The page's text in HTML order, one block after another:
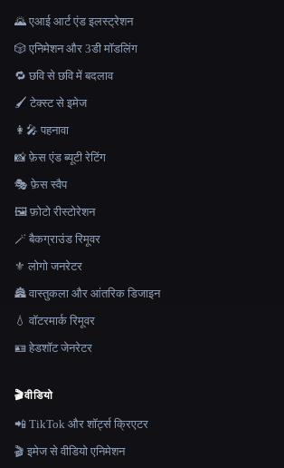
🌄 एआई आर्ट एंड इलस्ट्रेशन
🎲 एनिमेशन और 3डी मॉडलिंग
🔁 छवि से छवि में बदलाव
🖌️ टेक्स्ट से इमेज
👩‍🎤 पहनावा
📸 फ़ेस एंड ब्यूटी रेटिंग
🎭 फ़ेस स्वैप
🖼️ फ़ोटो रीस्टोरेशन
🪄 बैकग्राउंड रिमूवर
⚜️ लोगो जनरेटर
🏯 वास्तुकला और आंतरिक डिजाइन
💧 वॉटरमार्क रिमूवर
🪪 हेडशॉट जेनरेटर
🎬वीडियो
📲 TikTok और शॉर्ट्स क्रिएटर
🎬 इमेज से वीडियो एनिमेशन